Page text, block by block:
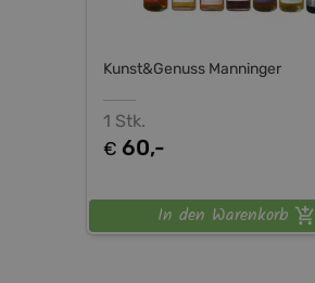
Kunst&Genuss Manninger
1 Stk.
€ 60,-
In den Warenkorb